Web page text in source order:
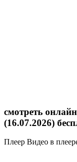
смотреть
(16.07.2026)
Плеер Видео в